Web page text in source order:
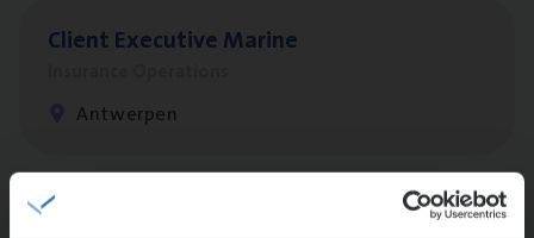
Client Exe­cu­ti­ve Marine
Antwerpen